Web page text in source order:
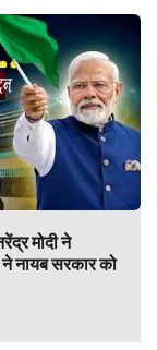
मोदी ने
ने नायब सरकार को